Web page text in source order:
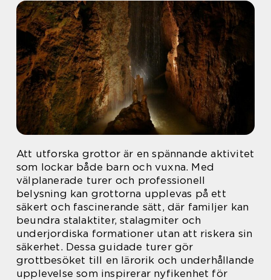
Att utforska grottor är en spännande aktivitet
som lockar både barn och vuxna. Med
välplanerade turer och professionell
belysning kan grottorna upplevas på ett
säkert och fascinerande sätt, där familjer kan
beundra stalaktiter, stalagmiter och
underjordiska formationer utan att riskera sin
säkerhet. Dessa guidade turer gör
grottbesöket till en lärorik och underhållande
upplevelse som inspirerar nyfikenhet för